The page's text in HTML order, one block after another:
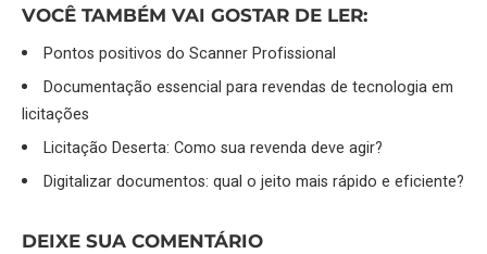
VOCÊ TAMBÉM VAI GOSTAR DE LER:
Pontos positivos do Scanner Profissional
Documentação essencial para revendas de tecnologia em
licitações
Licitação Deserta: Como sua revenda deve agir?
Digitalizar documentos: qual o jeito mais rápido e eficiente?
DEIXE SUA COMENTÁRIO